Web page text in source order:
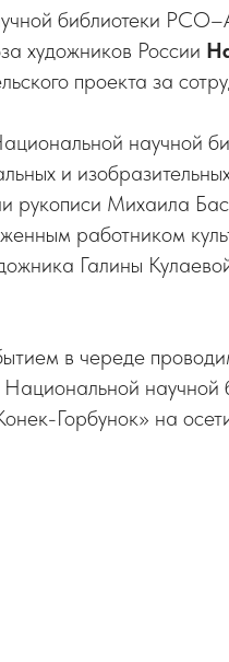
библиотеки
художников России
проекта за
научной
и
рукописи Михаила
работником
Галины
в череде
научной
Горбунок» на